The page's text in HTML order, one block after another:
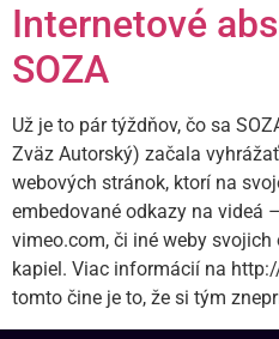
Internetové
SOZA
Už je to pár týždňov, čo sa
Zväz Autorský) začala
webových stránok, ktorí na
embedované odkazy na videá
vimeo.com, či iné weby
kapiel. Viac informácií na
tomto čine je to, že si tým